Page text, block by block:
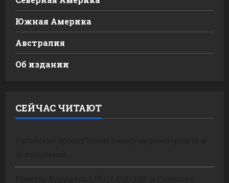
Южная Америка
Австралия
Об издании
СЕЙЧАС ЧИТАЮТ